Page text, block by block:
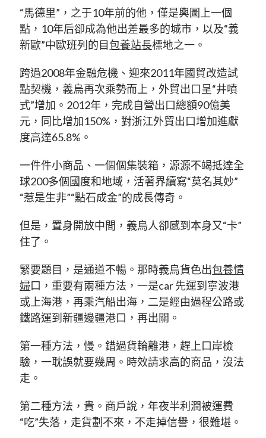
“馬德里”，之于10年前的他，僅是輿圖上一個
點，10年后卻成為他出差最多的城市，以及“義
新歐”中歐班列的目包養站長標地之一。
跨過2008年金融危機、迎來2011年國貿改造試
點契機，義烏再次乘勢而上，外貿出口呈“井噴
式”增加。2012年，完成自營出口總額90億美
元，同比增加150%，對浙江外貿出口增加進獻
度高達65.8%。
一件件小商品、一個個集裝箱，源源不竭抵達全
球200多個國度和地域，活著界續寫“莫名其妙”
“惹是生非”“點石成金”的成長傳奇。
但是，置身開放中間，義烏人卻感到本身又“卡”
住了。
緊要題目，是通道不暢。那時義烏貨色出包養情
婦口，重要有兩種方法，一是car 先運到寧波港
或上海港，再乘汽船出海，二是經由過程公路或
鐵路運到新疆邊疆港口，再出關。
第一種方法，慢。錯過貨輪離港，趕上口岸檢
驗，一耽誤就要幾周。時效請求高的商品，沒法
走。
第二種方法，貴。商戶說，年夜半利潤被運費
“吃”失落，走貨劃不來，不走掉信譽，很難堪。